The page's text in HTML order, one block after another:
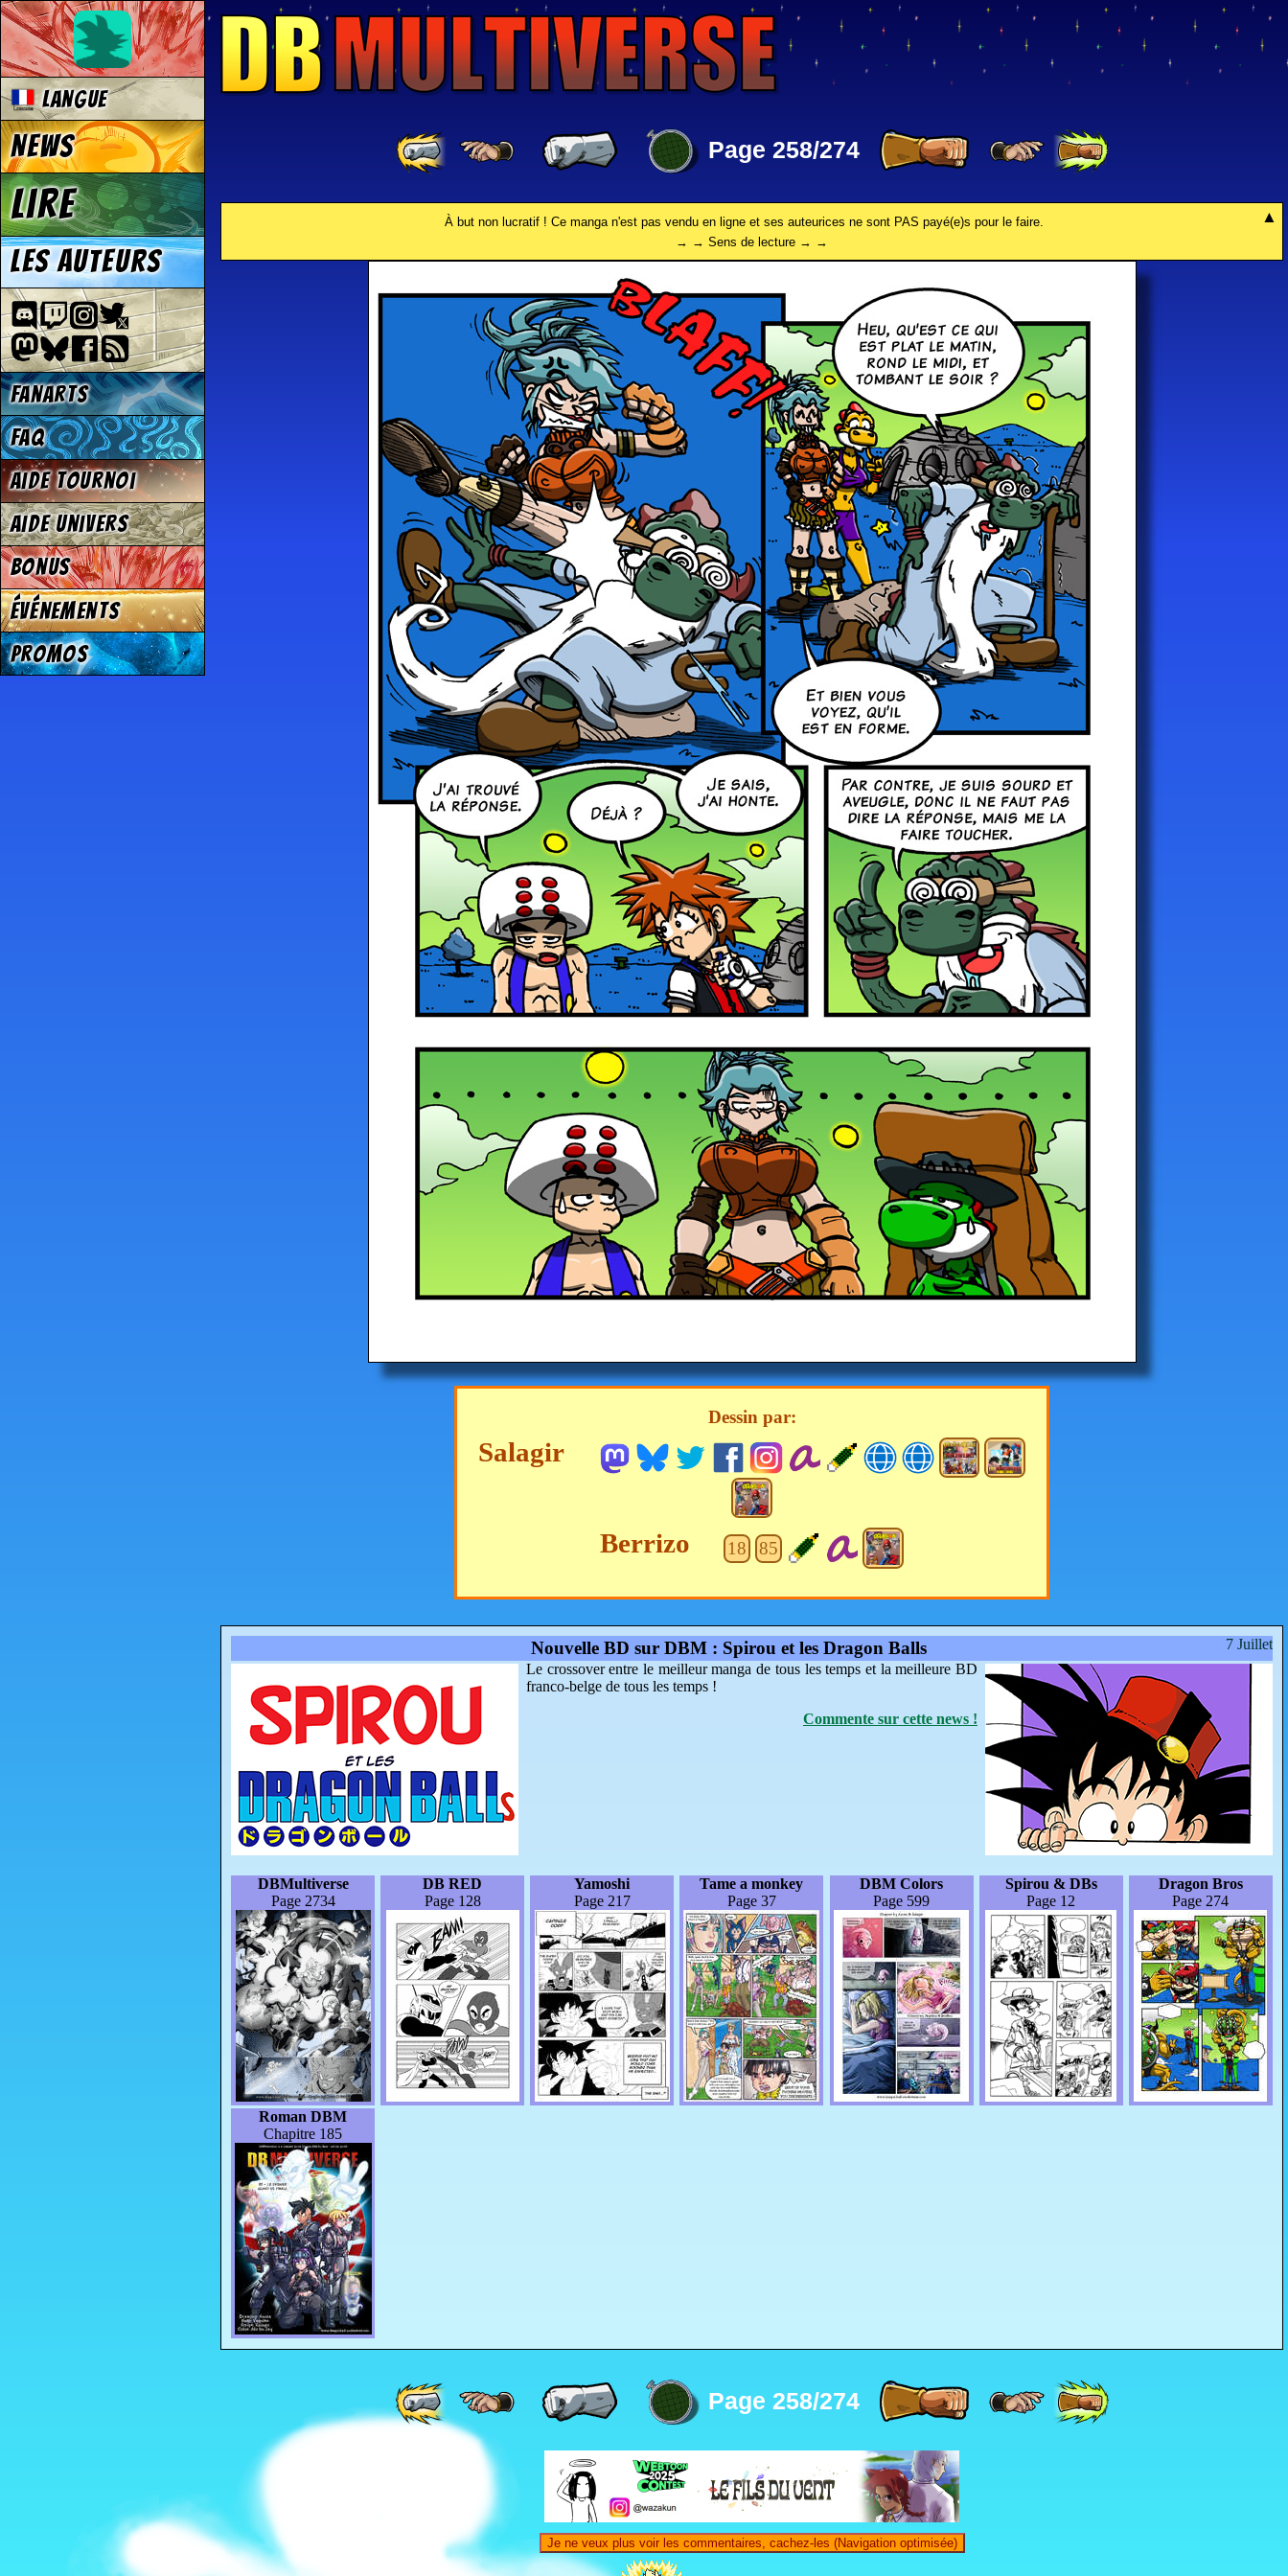
Page 258/274
À but non lucratif ! Ce manga n'est pas vendu en ligne et ses auteurices ne sont PAS payé(e)s pour le faire.
→ → Sens de lecture → →
Dessin par:
Salagir
Berrizo 18 85
7 Juillet
Nouvelle BD sur DBM : Spirou et les Dragon Balls
Le crossover entre le meilleur manga de tous les temps et la meilleure BD
franco-belge de tous les temps !
Commente sur cette news !
DBMultiverse
Page 2734
DB RED
Page 128
Yamoshi
Page 217
Tame a monkey
Page 37
DBM Colors
Page 599
Spirou & DBs
Page 12
Dragon Bros
Page 274
Roman DBM
Chapitre 185
Page 258/274
Je ne veux plus voir les commentaires, cachez-les (Navigation optimisée)
Langue
News
Lire
Les auteurs
Fanarts
FAQ
Aide tournoi
Aide univers
Bonus
Événements
Promos